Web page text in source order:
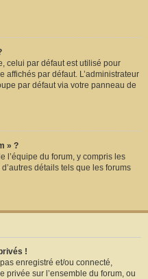
celui par défaut est utilisé pour
par défaut. L’administrateur
par défaut via votre panneau de
» ?
l’équipe du forum, y compris les
détails tels que les forums
!
enregistré et/ou connecté,
privée sur l’ensemble du forum, ou